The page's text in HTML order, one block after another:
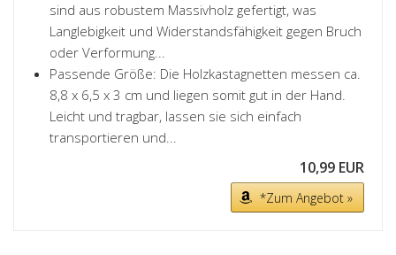
sind aus robustem Massivholz gefertigt, was
Langlebigkeit und Widerstandsfähigkeit gegen Bruch
oder Verformung...
Passende Größe: Die Holzkastagnetten messen ca.
8,8 x 6,5 x 3 cm und liegen somit gut in der Hand.
Leicht und tragbar, lassen sie sich einfach
transportieren und...
10,99 EUR
*Zum Angebot »